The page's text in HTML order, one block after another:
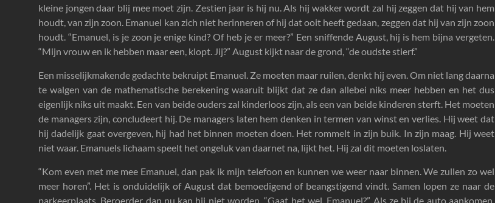
kleine jongen daar blij mee moet zijn. Zestien jaar is hij nu. Als hij wakker wordt zal hij zeggen dat hij van hem
houdt, van zijn zoon. Emanuel kan zich niet herinneren of hij dat ooit heeft gedaan, zeggen dat hij van zijn zoon
houdt. “Emanuel, is je zoon je enige kind? Of heb je er meer?” Een sniffende August, hij is hem bijna vergeten.
“Mijn vrouw en ik hebben maar een, klopt. Jij?” August kijkt naar de grond, “de oudste stierf.”
Een misselijkmakende gedachte bekruipt Emanuel. Ze moeten maar ruilen, denkt hij even. Om niet lang daarna
te walgen van de mathematische berekening waaruit blijkt dat ze dan allebei niks meer hebben en het dus
eigenlijk niks uit maakt. Een van beide ouders zal kinderloos zijn, als een van beide kinderen sterft. Het moeten
de managers zijn, concludeert hij. De managers laten hem denken in termen van winst en verlies. Hij weet dat
hij dadelijk gaat overgeven, hij had het binnen moeten doen. Het rommelt in zijn buik. In zijn maag. Hij weet
niet waar. Emanuels lichaam speelt het ongeluk van daarnet na, lijkt het. Hij zal dit moeten loslaten.
“Kom even met me mee Emanuel, dan pak ik mijn telefoon en kunnen we weer naar binnen. We zullen zo wel
meer horen”. Het is onduidelijk of August dat bemoedigend of beangstigend vindt. Samen lopen ze naar de
parkeerplaats. Beroerder dan nu kan hij niet worden. “Gaat het wel, Emanuel?” Als ze bij de auto aankomen,